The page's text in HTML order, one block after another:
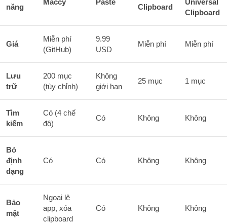
năng
Maccy Paste
Clipboard
Universal
Clipboard
Giá
Miễn phí
(GitHub)
9.99
USD
Miễn phí Miễn phí
Lưu
trữ
200 mục
(tùy chỉnh)
Không
giới hạn
25 mục 1 mục
Tìm
kiếm
Có (4 chế
độ)
Có Không Không
Bỏ
định
dạng
Có Có Không Không
Bảo
mật
Ngoại lệ
app, xóa
clipboard
Có Không Không